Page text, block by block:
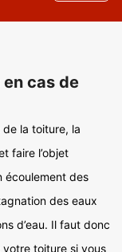
cas de
de la toiture, la
faire l’objet
écoulement des
des eaux
d’eau. Il faut donc
toiture si vous